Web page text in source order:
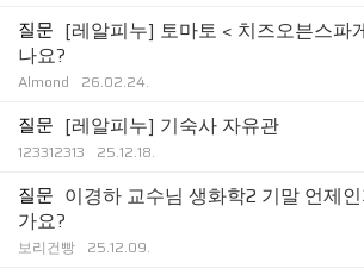
질문 [레알피누] 토마토 < 치즈오븐스파
나요?
Almond 26.02.24.
질문 [레알피누] 기숙사 자유관
123312313 25.12.18.
질문 이경하 교수님 생화학2 기말 언제
가요?
보리건빵 25.12.09.